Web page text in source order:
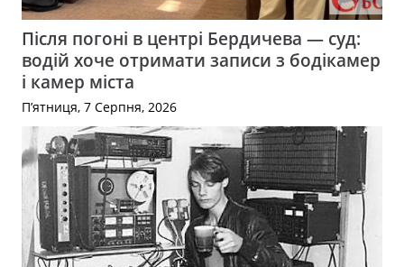
Після погоні в центрі Бердичева — суд:
водій хоче отримати записи з бодікамер
і камер міста
П’ятниця, 7 Серпня, 2026